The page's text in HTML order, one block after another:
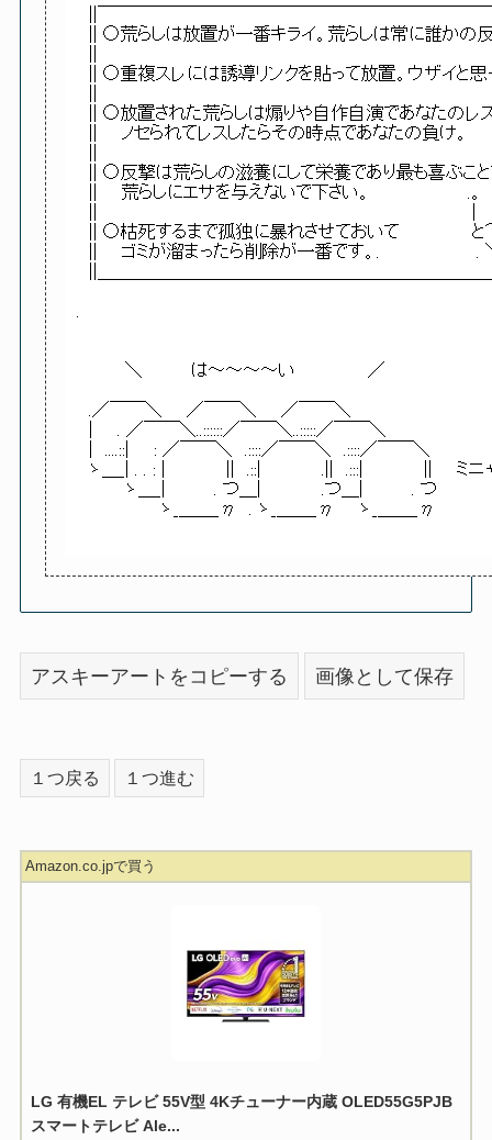
アスキーアートをコピーする 画像として保存
１つ戻る １つ進む
Amazon.co.jpで買う
LG 有機EL テレビ 55V型 4Kチューナー内蔵 OLED55G5PJB
スマートテレビ Ale...